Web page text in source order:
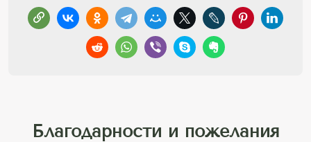
Благодарности и пожелания